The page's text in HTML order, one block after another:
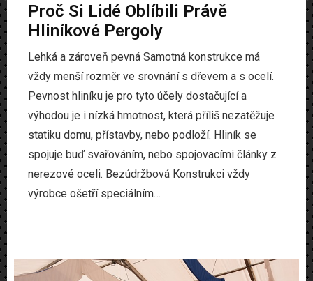
Proč Si Lidé Oblíbili Právě
Hliníkové Pergoly
Lehká a zároveň pevná Samotná konstrukce má
vždy menší rozměr ve srovnání s dřevem a s ocelí.
Pevnost hliníku je pro tyto účely dostačující a
výhodou je i nízká hmotnost, která příliš nezatěžuje
statiku domu, přístavby, nebo podloží. Hliník se
spojuje buď svařováním, nebo spojovacími články z
nerezové oceli. Bezúdržbová Konstrukci vždy
výrobce ošetří speciálním…